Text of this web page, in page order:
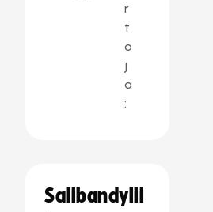
r
t
o
j
a
:
Salibandylii